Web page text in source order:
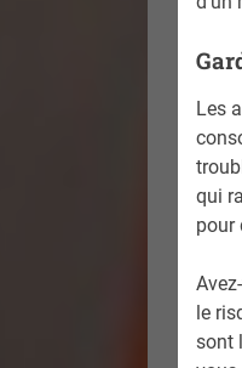
Les
qui
pour
le
sont